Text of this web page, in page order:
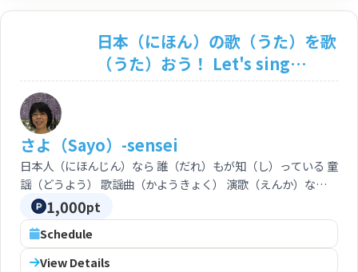
日本（にほん）の歌（うた）を歌
（うた）おう！ Let's sing
Japanese songs together!
日本人（にほんじん）なら 誰（だれ）もが知（し）っている 童
謡（どうよう） 歌謡曲（かようきょく） 演歌（えんか）など
意味（いみ）を 理解（りかい）しながら 一緒（いっしょ）に
うたってみませんか？
さよ（Sayo）-sensei
1,000pt
Schedule
View Details